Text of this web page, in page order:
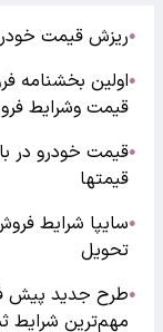
●ریزش قیمت
●
قیمت وشرایط
●
قیمتها
●سایپا شرایط
تحویل
●
مهم‌ترین شرایط